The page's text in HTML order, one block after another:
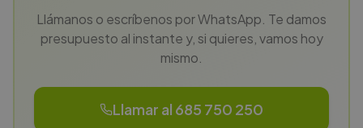
Llámanos o escríbenos por WhatsApp. Te damos
presupuesto al instante y, si quieres, vamos hoy
mismo.
Llamar al 685 750 250